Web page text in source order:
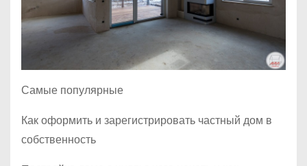
Самые популярные
Как оформить и зарегистрировать частный дом в
собственность